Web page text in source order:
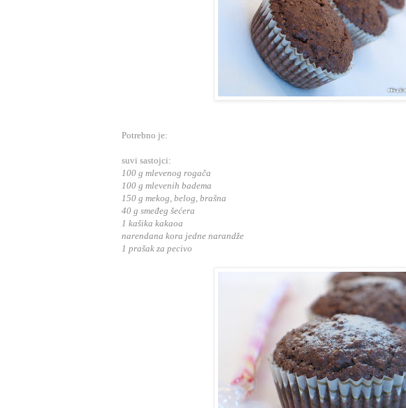
Potrebno je:
suvi sastojci:
100 g mlevenog rogača
100 g mlevenih badema
150 g mekog, belog, brašna
40 g smeđeg šećera
1 kašika kakaoa
narendana kora jedne narandže
1 prašak za pecivo